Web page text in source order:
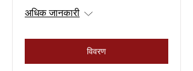
अधिक जानकारी
विवरण